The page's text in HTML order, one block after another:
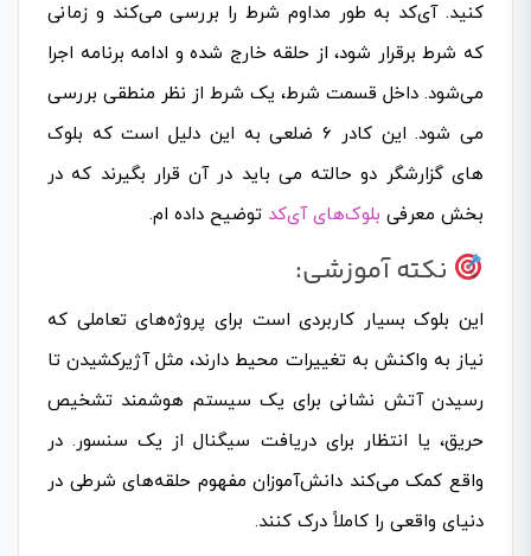
کنید. آی‌کد به طور مداوم شرط را بررسی می‌کند و زمانی
که شرط برقرار شود، از حلقه خارج شده و ادامه‌ برنامه اجرا
می‌شود. داخل قسمت شرط، یک شرط از نظر منطقی بررسی
می شود. این کادر 6 ضلعی به این دلیل است که بلوک
های گزارشگر دو حالته می باید در آن قرار بگیرند که در
بخش معرفی بلوک‌های آی‌کد توضیح داده ام.
نکته آموزشی:
این بلوک بسیار کاربردی است برای پروژه‌های تعاملی که
نیاز به واکنش به تغییرات محیط دارند، مثل آژیرکشیدن تا
رسیدن آتش نشانی برای یک سیستم هوشمند تشخیص
حریق، یا انتظار برای دریافت سیگنال از یک سنسور. در
واقع کمک می‌کند دانش‌آموزان مفهوم حلقه‌های شرطی در
دنیای واقعی را کاملاً درک کنند.